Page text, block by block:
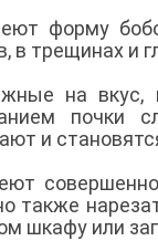
форму
в трещинах и
на вкус,
почки
и
шкафу или